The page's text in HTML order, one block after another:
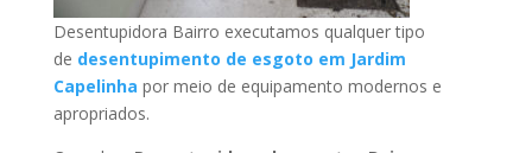
Desentupidora Bairro executamos qualquer tipo
de desentupimento de esgoto em Jardim
Capelinha por meio de equipamento modernos e
apropriados.